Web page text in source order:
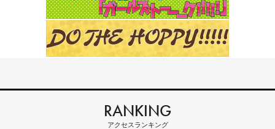
RANKING
アクセスランキング